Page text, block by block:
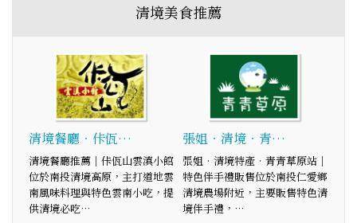
清境美食推薦
清境餐廳‧佧佤…
清境餐廳推薦｜佧佤山雲滇小館
位於南投清境高原，主打道地雲
南風味料理與特色雲南小吃，提
供清境必吃…
張姐‧清境‧青…
張姐‧清境特產‧青青草原站│
特色伴手禮販售位於南投仁愛鄉
清境農場附近，主要販售特色清
境伴手禮，…